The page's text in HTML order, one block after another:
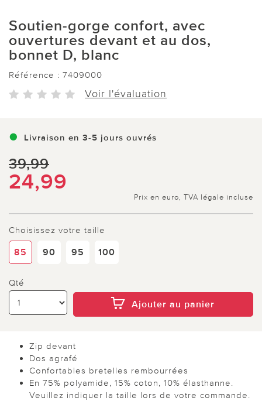
Soutien-gorge confort, avec
ouvertures devant et au dos,
bonnet D, blanc
Référence : 7409000
Voir l'évaluation
Livraison en 3-5 jours ouvrés
39,99
24,99
Prix en euro, TVA légale incluse
Choisissez votre taille
85 90 95 100
Qté
Ajouter au panier
Zip devant
Dos agrafé
Confortables bretelles rembourrées
En 75% polyamide, 15% coton, 10% élasthanne.
Veuillez indiquer la taille lors de votre commande.